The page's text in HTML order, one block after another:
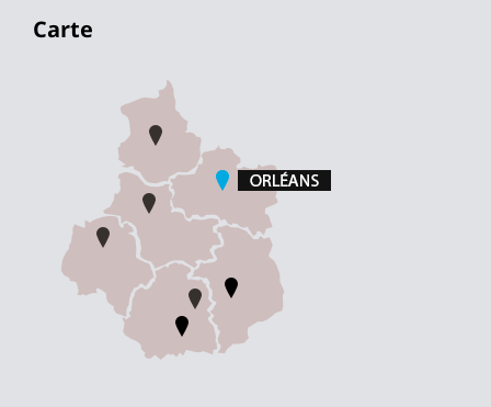
Carte